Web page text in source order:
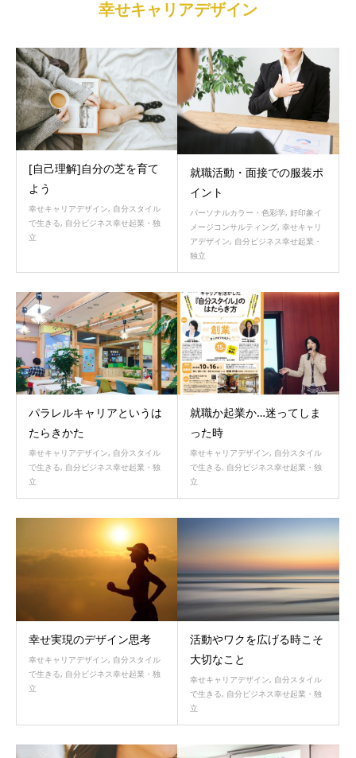
幸せキャリアデザイン
[自己理解]自分の芝を育て
よう
幸せキャリアデザイン, 自分スタイル
で生きる, 自分ビジネス幸せ起業・独
立
就職活動・面接での服装ポ
イント
パーソナルカラー・色彩学, 好印象イ
メージコンサルティング, 幸せキャリ
アデザイン, 自分ビジネス幸せ起業・
独立
パラレルキャリアというは
たらきかた
幸せキャリアデザイン, 自分スタイル
で生きる, 自分ビジネス幸せ起業・独
立
就職か起業か…迷ってしま
った時
幸せキャリアデザイン, 自分スタイル
で生きる, 自分ビジネス幸せ起業・独
立
幸せ実現のデザイン思考
幸せキャリアデザイン, 自分スタイル
で生きる, 自分ビジネス幸せ起業・独
立
活動やワクを広げる時こそ
大切なこと
幸せキャリアデザイン, 自分スタイル
で生きる, 自分ビジネス幸せ起業・独
立